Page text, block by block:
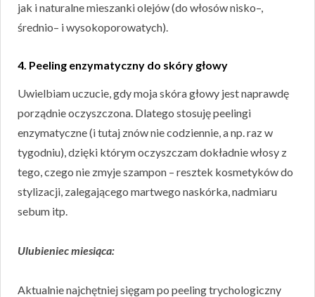
jak i naturalne mieszanki olejów (do włosów nisko–,
średnio– i wysokoporowatych).
4. Peeling enzymatyczny do skóry głowy
Uwielbiam uczucie, gdy moja skóra głowy jest naprawdę
porządnie oczyszczona. Dlatego stosuję peelingi
enzymatyczne (i tutaj znów nie codziennie, a np. raz w
tygodniu), dzięki którym oczyszczam dokładnie włosy z
tego, czego nie zmyje szampon – resztek kosmetyków do
stylizacji, zalegającego martwego naskórka, nadmiaru
sebum itp.
Ulubieniec miesiąca:
Aktualnie najchętniej sięgam po peeling trychologiczny